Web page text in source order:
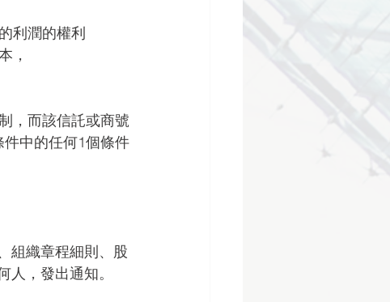
利潤的權利
，
，而該信託或商號
中的任何1個條件
組織章程細則、股
，發出通知。